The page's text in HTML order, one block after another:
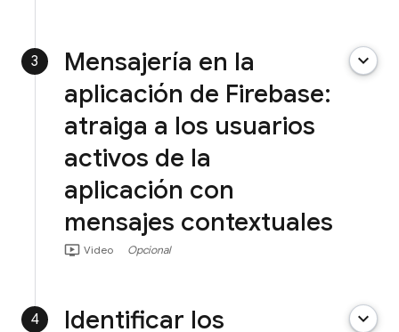
3
Mensajería en la
aplicación de Firebase:
atraiga a los usuarios
activos de la
aplicación con
mensajes contextuales
keyboard_arrow_down
ondemand_video Video Opcional
4
Identificar los
keyboard_arrow_down